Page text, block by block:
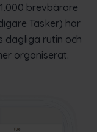
brevbärare
Tasker) har
rutin och
organiserat.